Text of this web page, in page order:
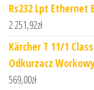
Rs232 Lpt Ethernet
2 251,92zł
Kärcher T 11/1
Odkurzacz
569,00zł